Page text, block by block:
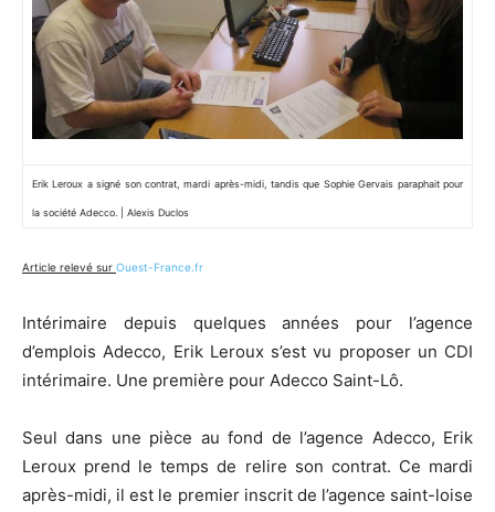
Erik Leroux a signé son contrat, mardi après-midi, tandis que Sophie Gervais paraphait pour
la société Adecco. | Alexis Duclos
Article relevé sur Ouest-France.fr
Intérimaire depuis quelques années pour l’agence
d’emplois Adecco, Erik Leroux s’est vu proposer un CDI
intérimaire. Une première pour Adecco Saint-Lô.
Seul dans une pièce au fond de l’agence Adecco, Erik
Leroux prend le temps de relire son contrat. Ce mardi
après-midi, il est le premier inscrit de l’agence saint-loise